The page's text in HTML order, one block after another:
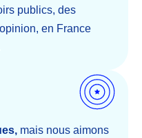
publics, des
en France
mais nous aimons